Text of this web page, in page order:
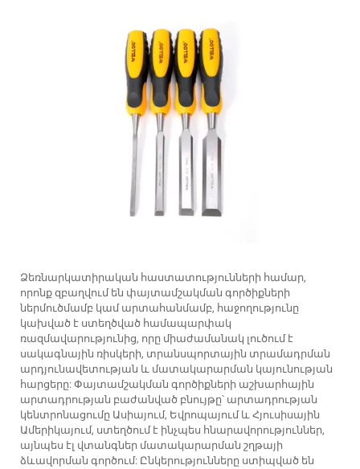
Ձեռնարկատիրական հաստատությունների համար,
որոնք զբաղվում են փայտամշակման գործիքների
ներմուծմամբ կամ արտահանմամբ, հաջողությունը
կախված է ստեղծված համապարփակ
ռազմավարությունից, որը միաժամանակ լուծում է
սակագնային ռիսկերի, տրանսպորտային տրամադրման
արդյունավետության և մատակարարման կայունության
հարցերը: Փայտամշակման գործիքների աշխարհային
արտադրության բաժանված բնույթը՝ արտադրության
կենտրոնացումը Ասիայում, Եվրոպայում և Հյուսիսային
Ամերիկայում, ստեղծում է ինչպես հնարավորություններ,
այնպես էլ վտանգներ մատակարարման շղթայի
ձևավորման գործում: Ընկերությունները ստիպված են